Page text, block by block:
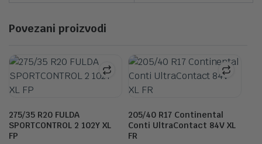
Povezani proizvodi
275/35 R20 FULDA
SPORTCONTROL 2 102Y XL
FP
205/40 R17 Continental
Conti UltraContact 84V XL
FR